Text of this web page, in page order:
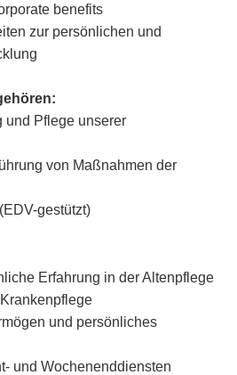
benefits
zur persönlichen und
und Pflege unserer
von Maßnahmen der
gestützt)
Erfahrung in der Altenpflege
und persönliches
und Wochenenddiensten